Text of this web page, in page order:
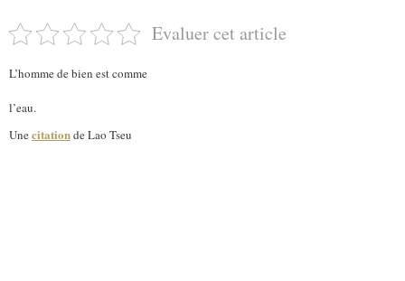
Evaluer cet article
L’homme de bien est comme
l’eau.
Unecitationde Lao Tseu